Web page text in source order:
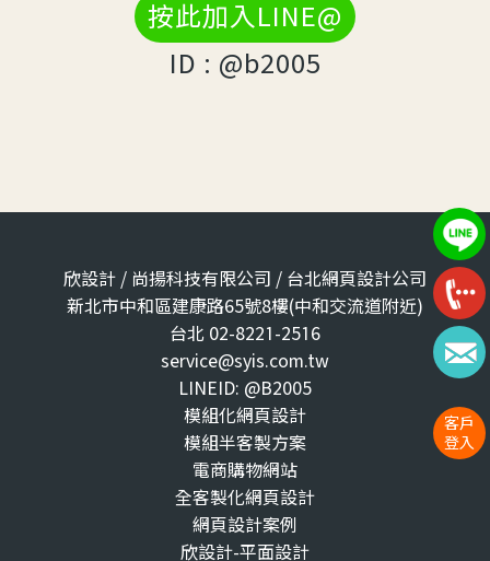
客戶
登入
按此加入LINE@
ID : @b2005
欣設計 / 尚揚科技有限公司 / 台北網頁設計公司
新北市中和區建康路65號8樓(中和交流道附近)
台北 02-8221-2516
service@syis.com.tw
LINEID: @B2005
模組化網頁設計
模組半客製方案
電商購物網站
全客製化網頁設計
網頁設計案例
欣設計-平面設計